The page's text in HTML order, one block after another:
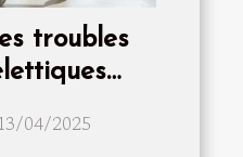
troubles
04/2025